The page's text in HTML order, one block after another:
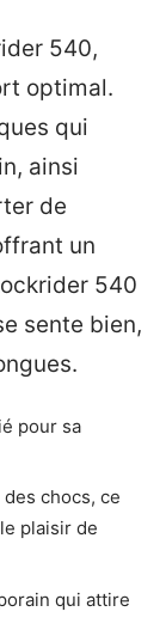
540,
optimal.
qui
ainsi
de
un
540
sente bien,
pour sa
chocs, ce
plaisir de
qui attire